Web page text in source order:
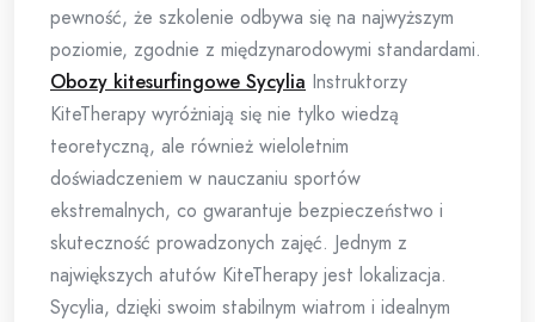
pewność, że szkolenie odbywa się na najwyższym
poziomie, zgodnie z międzynarodowymi standardami.
Obozy kitesurfingowe Sycylia Instruktorzy
KiteTherapy wyróżniają się nie tylko wiedzą
teoretyczną, ale również wieloletnim
doświadczeniem w nauczaniu sportów
ekstremalnych, co gwarantuje bezpieczeństwo i
skuteczność prowadzonych zajęć. Jednym z
największych atutów KiteTherapy jest lokalizacja.
Sycylia, dzięki swoim stabilnym wiatrom i idealnym